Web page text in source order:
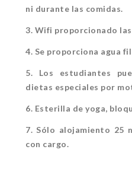
ni durante las comidas.
3. Wifi proporcionado
4. Se proporciona agua
5. Los estudiantes
dietas especiales por
6. Esterilla de yoga,
7. Sólo alojamiento 25
con cargo.